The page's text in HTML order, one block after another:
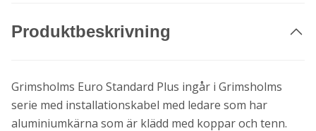
Produktbeskrivning
Grimsholms Euro Standard Plus ingår i Grimsholms
serie med installationskabel med ledare som har
aluminiumkärna som är klädd med koppar och tenn.